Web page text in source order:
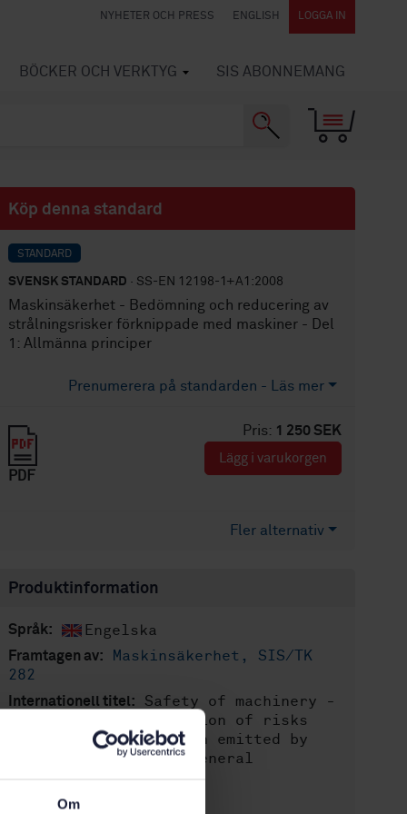
Om
NYHETER OCH PRESS ENGLISH LOGGA IN
BÖCKER OCH VERKTYG SIS ABONNEMANG
Köp denna standard
STANDARD
SVENSK STANDARD · SS-EN 12198-1+A1:2008
Maskinsäkerhet - Bedömning och reducering av
strålningsrisker förknippade med maskiner - Del
1: Allmänna principer
Prenumerera på standarden - Läs mer
Pris: 1 250 SEK
PDF
Lägg i varukorgen
Fler alternativ
Produktinformation
Språk: Engelska
Framtagen av:
Maskinsäkerhet, SIS/TK
282
Internationell titel:
Safety of machinery -
Assessment and reduction of risks
arising from radiation emitted by
machinery - Part 1: General
principles
Artikelnummer: